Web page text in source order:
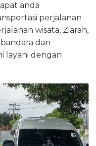
anda
perjalanan
wisata, Ziarah,
dan
layani dengan